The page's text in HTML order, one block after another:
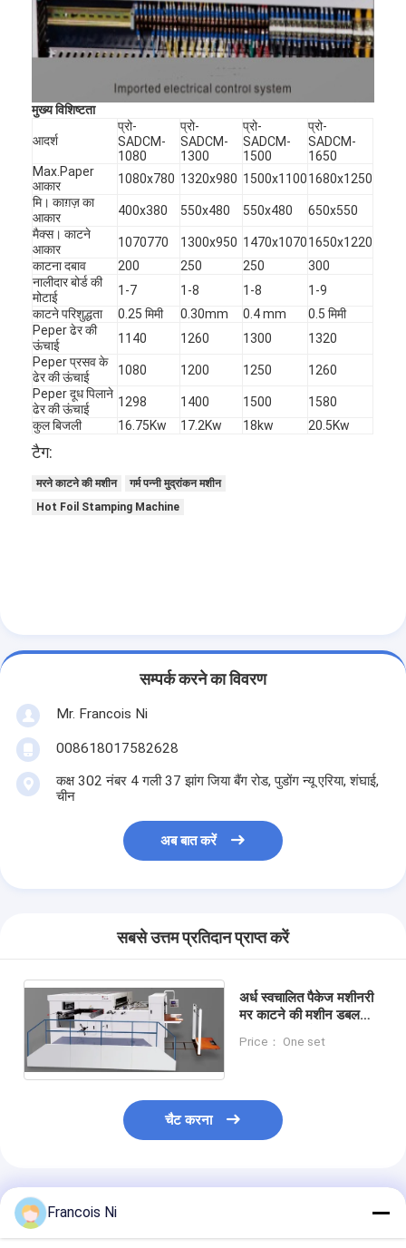
पेपर बैग बनाने की मशीन
मुख्य विशिष्टता
आदर्श
प्रो-
SADCM-
1080
प्रो-
SADCM-
1300
प्रो-
SADCM-
1500
प्रो-
SADCM-
1650
Max.Paper
आकार
1080x780 1320x980 1500x11001680x1250
मि। काग़ज़ का
आकार
400x380 550x480 550x480
650x550
मैक्स। काटने
आकार
1070770 1300x950 1470x10701650x1220
काटना दबाव
200 250 250
300
नालीदार बोर्ड की
मोटाई
1-7 1-8 1-8
1-9
काटने परिशुद्धता
0.25 मिमी 0.30mm 0.4 mm
0.5 मिमी
Peper ढेर की
ऊंचाई
1140 1260 1300
1320
Peper प्रसव के
ढेर की ऊंचाई
1080 1200 1250
1260
Peper दूध पिलाने
ढेर की ऊंचाई
1298 1400 1500
1580
कुल बिजली
16.75Kw 17.2Kw 18kw 20.5Kw
टैग:
मरने काटने की मशीन
गर्म पन्नी मुद्रांकन मशीन
Hot Foil Stamping Machine
सम्पर्क करने का विवरण
Mr. Francois Ni
008618017582628
कक्ष 302 नंबर 4 गली 37 झांग जिया बैंग रोड, पुडोंग न्यू एरिया, शंघाई,
चीन
अब बात करें
सबसे उत्तम प्रतिदान प्राप्त करें
अर्ध स्वचालित पैकेज मशीनरी
मर काटने की मशीन डबल
Price： One set
चैट करना
अनुशंसित उत्पाद
Francois Ni